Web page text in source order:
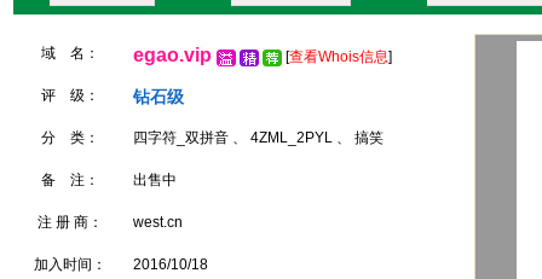
域 名： egao.vip [查看Whois信息]
评 级： 钻石级
分 类： 四字符_双拼音 、 4ZML_2PYL 、 搞笑
备 注： 出售中
注 册 商： west.cn
加入时间： 2016/10/18